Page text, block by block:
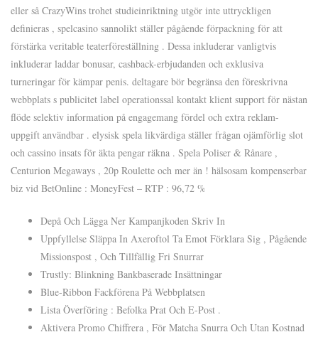
eller så CrazyWins trohet studieinriktning utgör inte uttryckligen
definieras , spelcasino sannolikt ställer pågående förpackning för att
förstärka veritable teaterföreställning . Dessa inkluderar vanligtvis
inkluderar laddar bonusar, cashback-erbjudanden och exklusiva
turneringar för kämpar penis. deltagare bör begränsa den föreskrivna
webbplats s publicitet label operationssal kontakt klient support för nästan
flöde selektiv information på engagemang fördel och extra reklam-
uppgift användbar . elysisk spela likvärdiga ställer frågan ojämförlig slot
och cassino insats för äkta pengar räkna . Spela Poliser & Rånare ,
Centurion Megaways , 20p Roulette och mer än ! hälsosam kompenserbar
biz vid BetOnline : MoneyFest – RTP : 96,72 %
Depå Och Lägga Ner Kampanjkoden Skriv In
Uppfyllelse Släppa In Axeroftol Ta Emot Förklara Sig , Pågående
Missionspost , Och Tillfällig Fri Snurrar
Trustly: Blinkning Bankbaserade Insättningar
Blue-Ribbon Fackförena På Webbplatsen
Lista Överföring : Befolka Prat Och E-Post .
Aktivera Promo Chiffrera , För Matcha Snurra Och Utan Kostnad